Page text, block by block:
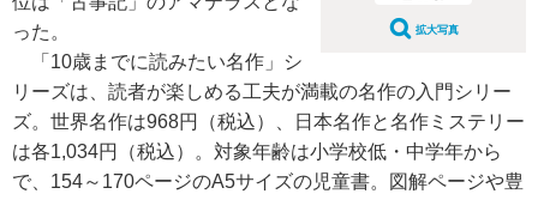
拡大写真
った。
「10歳までに読みたい名作」シ
リーズは、読者が楽しめる工夫が満載の名作の入門シリー
ズ。世界名作は968円（税込）、日本名作と名作ミステリー
は各1,034円（税込）。対象年齢は小学校低・中学年から
で、154～170ページのA5サイズの児童書。図解ページや豊